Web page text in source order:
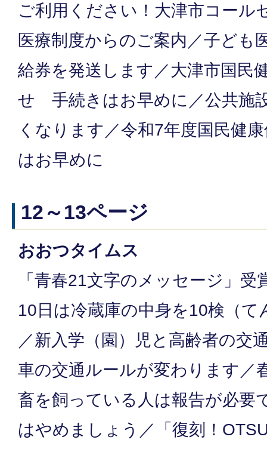
ご利用ください！大津市コール
医療制度からのご案内／子ども
給券を発送します／大津市国民
せ 手続きはお早めに／公共施
くなります／令和7年度国民健
はお早めに
12～13ページ
おおつタイムス
「青春21文字のメッセージ」受
10日は冷蔵庫の中身を10検（
／新入学（園）児と高齢者の交
車の交通ルールが変わります／
畜を飼っている人は報告が必要
はやめましょう／「復刻！